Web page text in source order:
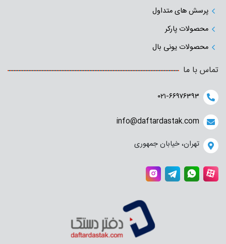
پرسش های متداول
محصولات پارکر
محصولات یونی بال
تماس با ما
۰۲۱-۶۶۹۷۶۳۹۳
info@daftardastak.com
تهران، خیابان جمهوری